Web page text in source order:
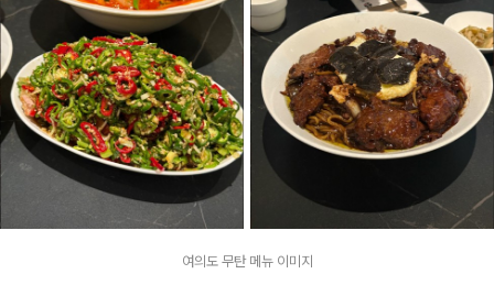
여의도 무탄 메뉴 이미지